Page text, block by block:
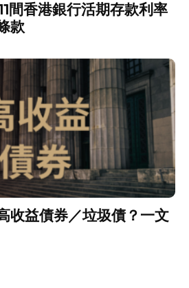
間香港銀行活期存款利率
款
收益債券／垃圾債？一文